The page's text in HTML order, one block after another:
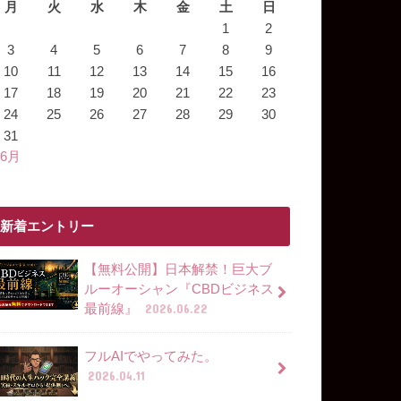
月 火 水 木 金 土
日
1
2
3
4 5 6 7 8
9
10
11 12 13 14 15
16
17
18 19 20 21 22
23
24
25 26 27 28 29
30
31
月
新着エントリー
【無料公開】日本解禁！巨大ブ
ルーオーシャン『CBDビジネス
最前線』
2026.06.22
フルAIでやってみた。
2026.04.11